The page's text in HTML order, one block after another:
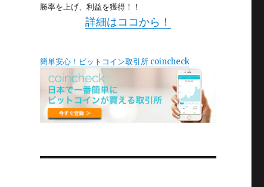
勝率を上げ、利益を獲得！！
詳細はココから！
簡単安心！ビットコイン取引所 coincheck